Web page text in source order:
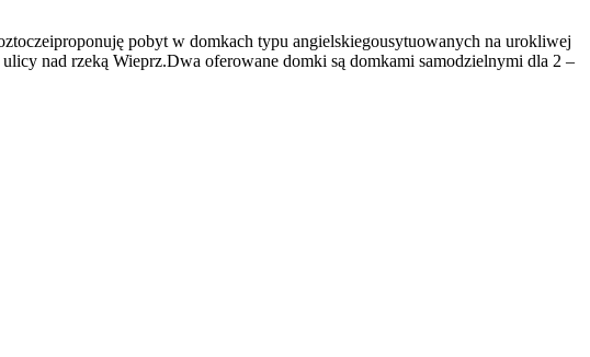
typu angielskiegousytuowanych na urokliwej
nad rzeką Wieprz.Dwa oferowane domki są domkami samodzielnymi dla 2 –